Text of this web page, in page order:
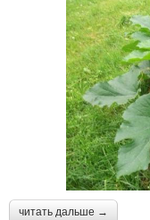
читать дальше →